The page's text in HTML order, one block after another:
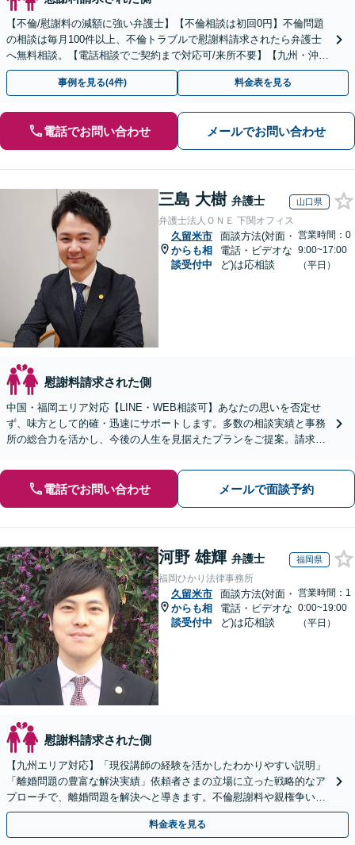
【不倫/慰謝料の減額に強い弁護士】【不倫相談は初回0円】不倫問題
の相談は毎月100件以上、不倫トラブルで慰謝料請求されたら弁護士
へ無料相談。【電話相談でご契約まで対応可/来所不要】【九州・沖縄
エリア全域対応】
事例を見る(4件) 料金表を見る
電話でお問い合わせ メールでお問い合わせ
三島 大樹 弁護士 山口県
弁護士法人ＯＮＥ 下関オフィス
久留米市
からも相
談受付中
面談方法(対面・
電話・ビデオな
ど)は応相談
営業時間：0
9:00~17:00
（平日）
慰謝料請求された側
中国・福岡エリア対応【LINE・WEB相談可】あなたの思いを否定せ
ず、味方として的確・迅速にサポートします。多数の相談実績と事務
所の総合力を活かし、今後の人生を見据えたプランをご提案。請求す
電話でお問い合わせ メールで面談予約
河野 雄輝 弁護士 福岡県
福岡ひかり法律事務所
久留米市
からも相
談受付中
面談方法(対面・
電話・ビデオな
ど)は応相談
営業時間：1
0:00~19:00
（平日）
慰謝料請求された側
【九州エリア対応】「現役講師の経験を活かしたわかりやすい説明」
「離婚問題の豊富な解決実績」依頼者さまの立場に立った戦略的なア
プローチで、離婚問題を解決へと導きます。不倫慰謝料や親権争い、
高額所得者の財産分与など、何でもご相談ください。
料金表を見る